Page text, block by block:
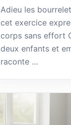
Adieu les
cet exercice
corps sans effort
deux enfants et
raconte …